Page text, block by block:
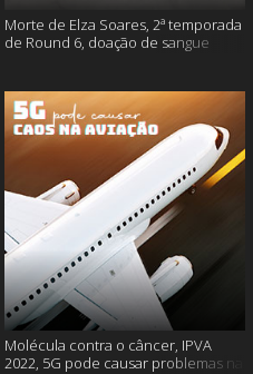
Morte de Elza Soares, 2ª temporada
de Round 6, doação de sangue
Molécula contra o câncer, IPVA
2022, 5G pode causar problemas na